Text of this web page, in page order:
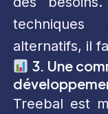
techniques
alternatifs, il
3. Une
Treebal est